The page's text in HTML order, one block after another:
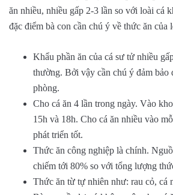
ăn nhiều, nhiều gấp 2-3 lần so với loài cá
đặc điểm bà con cần chú ý về thức ăn của
Khẩu phần ăn của cá sư tử nhiều
thường. Bởi vậy cần chú ý đảm bảo
phòng.
Cho cá ăn 4 lần trong ngày. Vào
15h và 18h. Cho cá ăn nhiều vào
phát triển tốt.
Thức ăn công nghiệp là chính.
chiếm tới 80% so với tổng lượng
Thức ăn từ tự nhiên như: rau cỏ, cá